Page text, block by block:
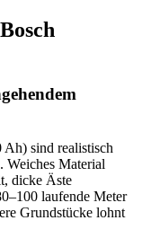
sind realistisch
Weiches Material
dicke Äste
laufende Meter
Grundstücke lohnt